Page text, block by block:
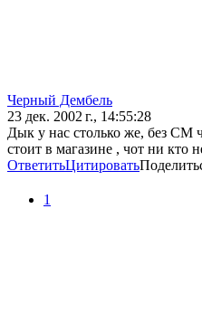
Черный Дембель
23 дек. 2002 г., 14:55:28
Дык у нас столько же, без СМ
стоит в магазине , чот ни кто
ОтветитьЦитировать
1